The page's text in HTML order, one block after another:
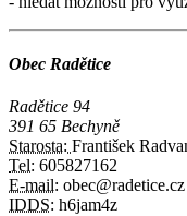
Obec Radětice
Radětice 94
391 65 Bechyně
Starosta: František
Tel: 605827162
E-mail: obec@radetice.cz
IDDS: h6jam4z